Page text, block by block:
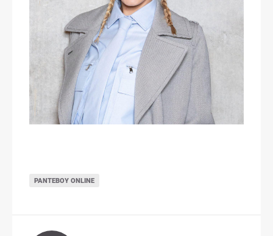
ΡΑΝΤΕΒΟΎ ONLINE